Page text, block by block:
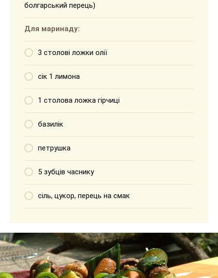
болгарський перець)
Для маринаду:
3 столові ложки олії
сік 1 лимона
1 столова ложка гірчиці
базилік
петрушка
5 зубців часнику
сіль, цукор, перець на смак